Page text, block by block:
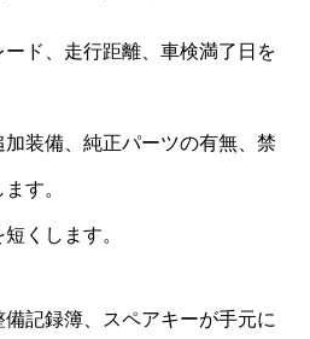
ド、走行距離、車検満了日を
装備、純正パーツの有無、禁
す。
くします。
記録簿、スペアキーが手元に